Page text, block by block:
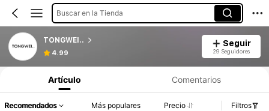
Buscar en la Tienda
TONGWEI..
4.99
Seguir
29 Seguidores
Artículo Comentarios
Recomendados Más populares Precio Filtros